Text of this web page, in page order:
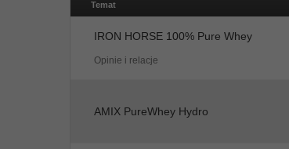
Temat
IRON HORSE 100% Pure Whey
Opinie i relacje
AMIX PureWhey Hydro